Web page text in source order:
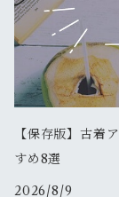
新品
新品
その他
ボディバッグ
メッセンジャー
【保存版】古着
すめ8選
2026/8/9